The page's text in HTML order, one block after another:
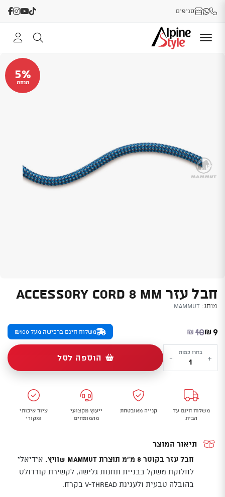
סניפים
חבל עזר ACCESSORY CORD 8 MM
מותג: Mammut
5%
הנחה
₪ 10
המחיר המקורי היה: ₪10.
₪ 9
המחיר הנוכחי הוא: ₪9. משלוח חינם ברכישה מעל ₪100
+
כמות
של
עזר
Accessory
Cord
mm
בחרו כמות
- הוספה לסל
משלוח חינם עד
הבית
קנייה מאובטחת
ייעוץ מקצועי
מהמומחים
ציוד איכותי
ומקורי
תיאור המוצר
חבל עזר בקוטר 8 מ"מ תוצרת Mammut שוויץ.
אידיאלי
לחלוקת משקל בבניית תחנות גלישה, לקשירת קורדולט
בהובלה טבעית ולעגינת V-thread בקרח.